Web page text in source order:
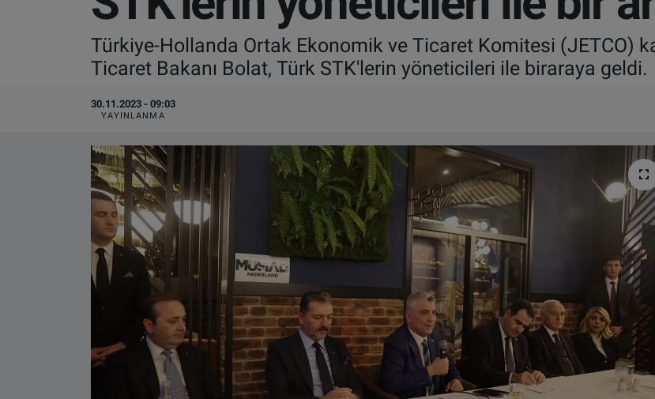
Türkiye-Hollanda Ortak Ekonomik ve Ticaret Komitesi (JETCO)
Ticaret Bakanı Bolat, Türk STK'lerin yöneticileri ile biraraya geldi.
30.11.2023 - 09:03
YAYINLANMA
ALGEMENE VOORWAARDEN
CONTACT
Çerez Politikası